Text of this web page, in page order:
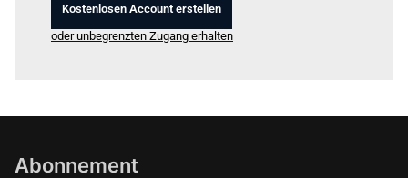
Kostenlosen Account erstellen
oder unbegrenzten Zugang erhalten
Abonnement